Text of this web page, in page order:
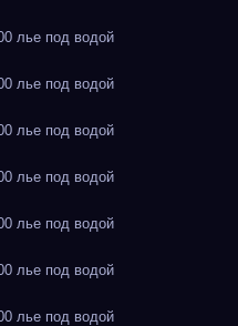
лье под водой
лье под водой
лье под водой
лье под водой
лье под водой
лье под водой
лье под водой